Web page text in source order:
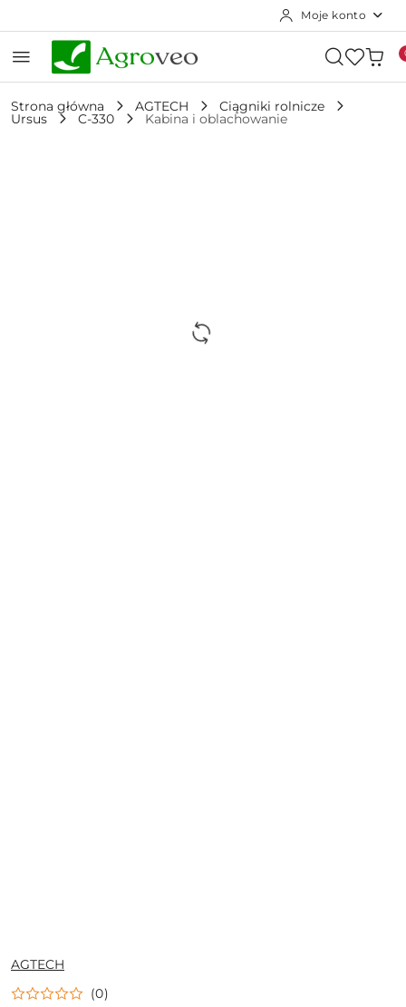
Moje konto
Strona główna AGTECH Ciągniki rolnicze
Ursus C-330 Kabina i oblachowanie
NAZWA
PRODUCENTA:
AGTECH
(0)